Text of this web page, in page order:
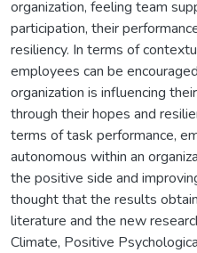
organization, feeling team
participation, their
resiliency. In terms of
employees can be
organization is influencing
through their hopes and
terms of task performance,
autonomous within an
the positive side and
thought that the results
literature and the new
Climate, Positive